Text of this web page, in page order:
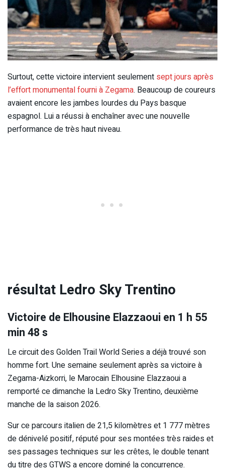
Surtout, cette victoire intervient seulement sept jours après
l’effort monumental fourni à Zegama. Beaucoup de coureurs
avaient encore les jambes lourdes du Pays basque
espagnol. Lui a réussi à enchaîner avec une nouvelle
performance de très haut niveau.
résultat Ledro Sky Trentino
Victoire de Elhousine Elazzaoui en 1 h 55
min 48 s
Le circuit desGolden Trail World Seriesa déjà trouvé son
homme fort. Une semaine seulement après sa victoire à
Zegama-Aizkorri, le Marocain Elhousine Elazzaouia
remporté ce dimanche la Ledro Sky Trentino, deuxième
manche de la saison 2026.
Sur ce parcours italien de 21,5 kilomètres et 1 777 mètres
de dénivelé positif, réputé pour ses montées très raides et
ses passages techniques sur les crêtes, le double tenant
du titre des GTWS a encore dominé la concurrence.